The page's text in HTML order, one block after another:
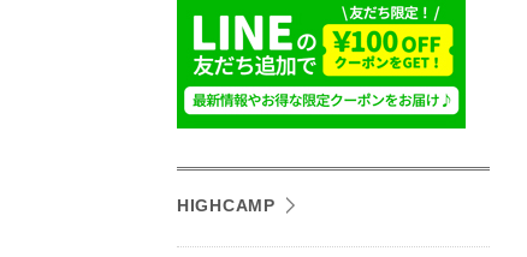
HIGHCAMP